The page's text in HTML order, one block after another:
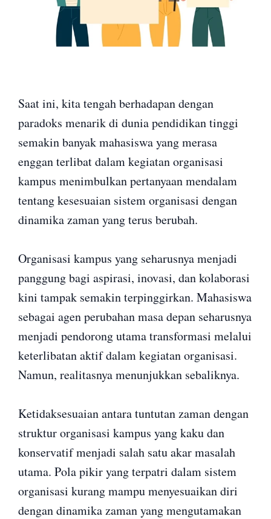
Saat ini, kita tengah berhadapan dengan
paradoks menarik di dunia pendidikan tinggi
semakin banyak mahasiswa yang merasa
enggan terlibat dalam kegiatan organisasi
kampus menimbulkan pertanyaan mendalam
tentang kesesuaian sistem organisasi dengan
dinamika zaman yang terus berubah.
Organisasi kampus yang seharusnya menjadi
panggung bagi aspirasi, inovasi, dan kolaborasi
kini tampak semakin terpinggirkan. Mahasiswa
sebagai agen perubahan masa depan seharusnya
menjadi pendorong utama transformasi melalui
keterlibatan aktif dalam kegiatan organisasi.
Namun, realitasnya menunjukkan sebaliknya.
Ketidaksesuaian antara tuntutan zaman dengan
struktur organisasi kampus yang kaku dan
konservatif menjadi salah satu akar masalah
utama. Pola pikir yang terpatri dalam sistem
organisasi kurang mampu menyesuaikan diri
dengan dinamika zaman yang mengutamakan